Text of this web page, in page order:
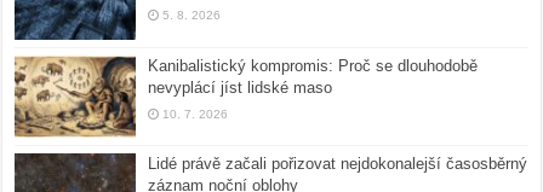
5. 8. 2026
Kanibalistický kompromis: Proč se dlouhodobě
nevyplácí jíst lidské maso
10. 7. 2026
Lidé právě začali pořizovat nejdokonalejší časosběrný
záznam noční oblohy